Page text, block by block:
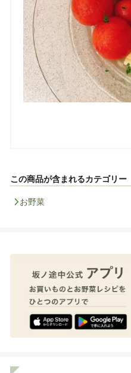
この商品が含まれるカテゴリー
お野菜